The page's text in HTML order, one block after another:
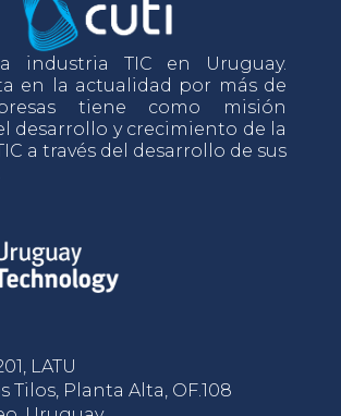
industria TIC en Uruguay.
en la actualidad por más de
tiene como misión
desarrollo y crecimiento de la
a través del desarrollo de sus
LATU
Tilos, Planta Alta, OF.108